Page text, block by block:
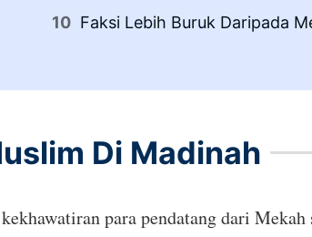
Faksi Lebih Buruk Daripada
Di Madinah
para pendatang dari